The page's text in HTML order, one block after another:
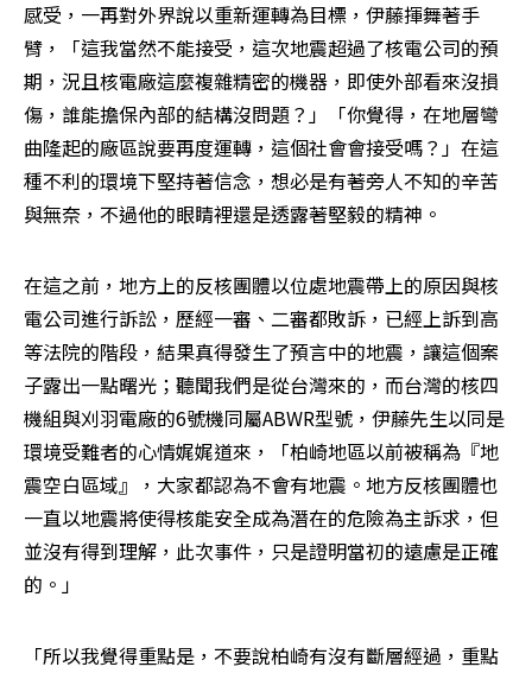
感受，一再對外界說以重新運轉為目標，伊藤揮舞著手
臂，「這我當然不能接受，這次地震超過了核電公司的預
期，況且核電廠這麼複雜精密的機器，即使外部看來沒損
傷，誰能擔保內部的結構沒問題？」「你覺得，在地層彎
曲隆起的廠區說要再度運轉，這個社會會接受嗎？」在這
種不利的環境下堅持著信念，想必是有著旁人不知的辛苦
與無奈，不過他的眼睛裡還是透露著堅毅的精神。
在這之前，地方上的反核團體以位處地震帶上的原因與核
電公司進行訴訟，歷經一審、二審都敗訴，已經上訴到高
等法院的階段，結果真得發生了預言中的地震，讓這個案
子露出一點曙光；聽聞我們是從台灣來的，而台灣的核四
機組與刈羽電廠的6號機同屬ABWR型號，伊藤先生以同是
環境受難者的心情娓娓道來，「柏崎地區以前被稱為『地
震空白區域』，大家都認為不會有地震。地方反核團體也
一直以地震將使得核能安全成為潛在的危險為主訴求，但
並沒有得到理解，此次事件，只是證明當初的遠慮是正確
的。」
「所以我覺得重點是，不要說柏崎有沒有斷層經過，重點